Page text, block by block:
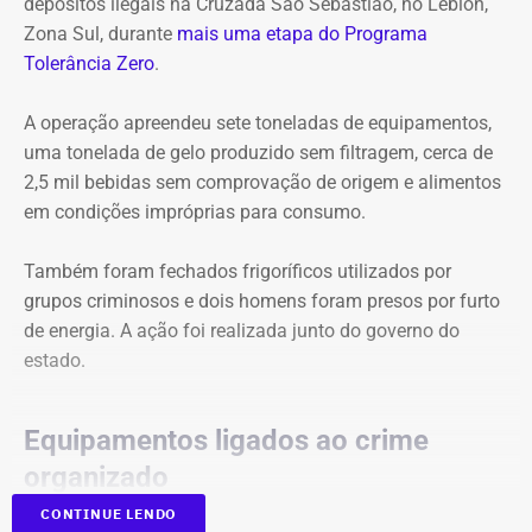
intercâmbio (“sanduíche”) em Harvard, nos Estados
Unidos.
nome do orientador em Harvard, uma das universidades
mais conceituadas no mundo: Mark Tushnet. Quando a
pessoa preenche o currículo na plataforma Lattes, ela
assina um termo de responsabilidade sobre a veracidade
Witzel, no entanto, nunca cursou a universidade
americana e, segundo a UFF, não se inscreveu para
concorrer à bolsa para estudar em Harvard. Na ocasião, a
enviou nota à imprensa sobre a informação equivocada.
“Não há erro no Currículo Lattes do governador Wilson
Witzel.
de um hospital universitário.
A indicação legislativa, porém, não altera a legislação
servidores públicos, a mudança depende do envio de um
projeto de lei pelo governador Ricardo Couto à Alerj, onde
a proposta ainda precisaria ser discutida e aprovada
pelos deputados antes de uma eventual sanção.
depósitos ilegais na Cruzada São Sebastião, no Leblon,
Zona Sul, durante mais uma etapa do Programa
Tolerância Zero.
A operação apreendeu sete toneladas de equipamentos,
uma tonelada de gelo produzido sem filtragem, cerca de
2,5 mil bebidas sem comprovação de origem e alimentos
em condições impróprias para consumo.
Também foram fechados frigoríficos utilizados por
grupos criminosos e dois homens foram presos por furto
de energia. A ação foi realizada junto do governo do
estado.
Equipamentos ligados ao crime
organizado
CONTINUE LENDO